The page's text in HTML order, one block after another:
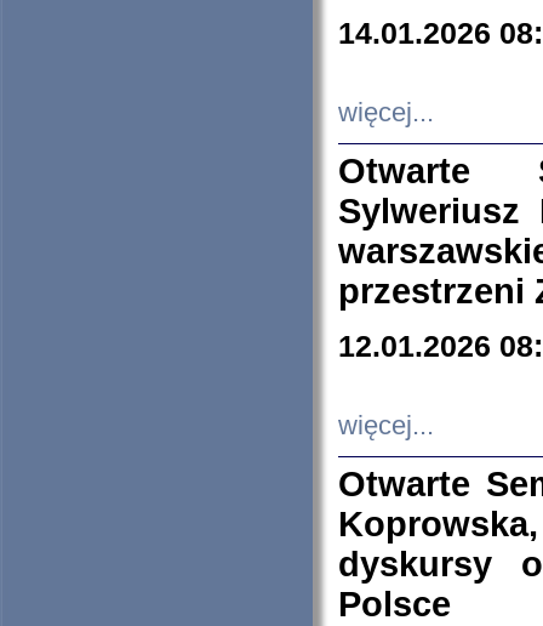
14.01.2026
więcej...
Otwarte
Sylweriusz
przestrzeni
12.01.2026
więcej...
Otwarte
dyskursy
Polsce